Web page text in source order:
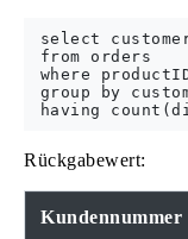
select
from orders
where
group by
Rückgabewert:
Kundennummer